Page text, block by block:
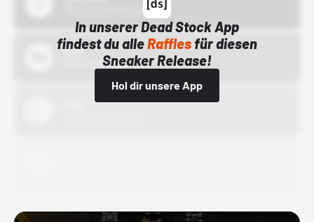
In unserer Dead Stock App
findest du alleRafflesfür diesen
Sneaker Release!
Hol dir unsere App
Bstn
01.10.22 00:00 Uhr